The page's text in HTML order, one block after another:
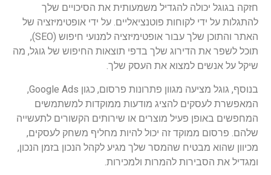
חזקה בגוגל יכולה להגדיל משמעותית את הסיכויים שלך
להתגלות על ידי לקוחות פוטנציאליים. על ידי אופטימיזציה של
האתר והתוכן שלך עבור אופטימיזציה למנועי חיפוש (SEO),
תוכל לשפר את הדירוג שלך בדפי תוצאות החיפוש של גוגל, מה
שיקל על אנשים למצוא את העסק שלך.
בנוסף, גוגל מציעה מגוון פתרונות פרסום, כגון Google Ads,
המאפשרת לעסקים להציג מודעות ממוקדות למשתמשים
המחפשים באופן פעיל מוצרים או שירותים הקשורים לתעשייה
שלהם. פרסום ממוקד זה יכול להיות מחליף משחק לעסקים,
מכיוון שהוא מבטיח שהמסר שלך מגיע לקהל הנכון בזמן הנכון,
ומגדיל את הסבירות להמרות ולמכירות.